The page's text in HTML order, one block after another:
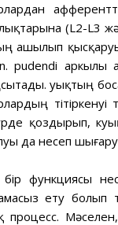
(L2-L3
ашылып
n. pudendi аркылы
Қуықтың
тітіркенуі
қоздырып,
да несеп
бір функциясы
ету болып
процесс.